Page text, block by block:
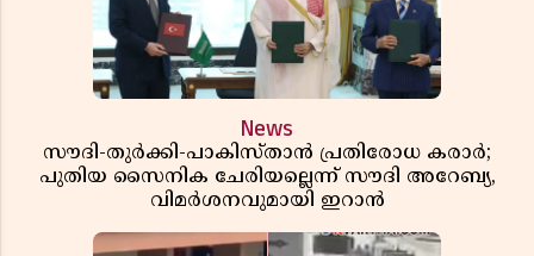
News
സൗദി-തുർക്കി-പാകിസ്താൻ പ്രതിരോധ കരാർ;
പുതിയ സൈനിക ചേരിയല്ലെന്ന് സൗദി അറേബ്യ,
വിമർശനവുമായി ഇറാൻ